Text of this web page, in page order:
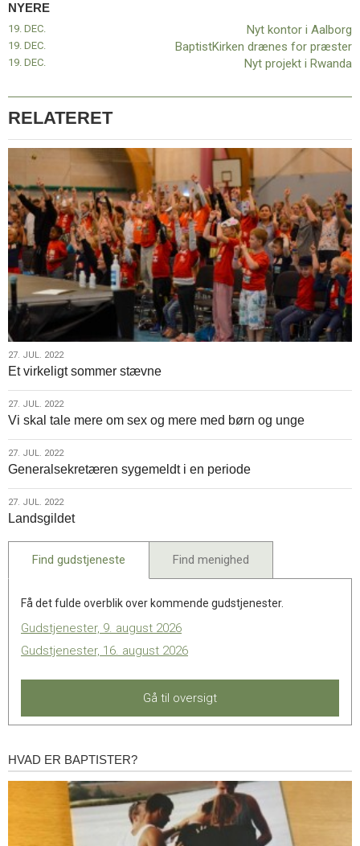
NYERE
Nyt kontor i Aalborg
19. DEC.
BaptistKirken drænes for præster
19. DEC.
Nyt projekt i Rwanda
19. DEC.
RELATERET
27.
jul.
2022
27. JUL. 2022
Et virkeligt sommer stævne
27.
jul.
2022
27. JUL. 2022
Vi skal tale mere om sex og mere med børn og unge
27.
jul.
2022
27. JUL. 2022
Generalsekretæren sygemeldt i en periode
27.
jul.
2022
27. JUL. 2022
Landsgildet
Find gudstjeneste Find menighed
Få det fulde overblik over kommende gudstjenester.
Gudstjenester, 9. august 2026
Gudstjenester, 16. august 2026
Gå til oversigt
Hvad
er
HVAD ER BAPTISTER?